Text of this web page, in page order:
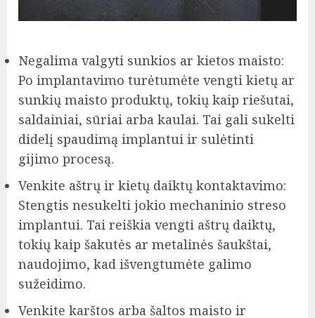
Negalima valgyti sunkios ar kietos maisto:
Po implantavimo turėtumėte vengti kietų ar
sunkių maisto produktų, tokių kaip riešutai,
saldainiai, sūriai arba kaulai. Tai gali sukelti
didelį spaudimą implantui ir sulėtinti
gijimo procesą.
Venkite aštrų ir kietų daiktų kontaktavimo:
Stengtis nesukelti jokio mechaninio streso
implantui. Tai reiškia vengti aštrų daiktų,
tokių kaip šakutės ar metalinės šaukštai,
naudojimo, kad išvengtumėte galimo
sužeidimo.
Venkite karštos arba šaltos maisto ir